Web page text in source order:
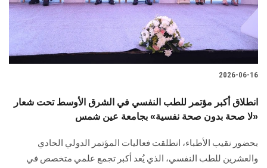
هيئة التدريس
الدراسات العليا
الزائـرون
2026-06-16
انطلاق أكبر مؤتمر للطب النفسي في الشرق الأوسط تحت شعار
«لا صحة بدون صحة نفسية» بجامعة عين شمس
بحضور نقيب الأطباء، انطلقت فعاليات المؤتمر الدولي الحادي
والعشرين للطب النفسي، الذي يُعد أكبر تجمع علمي متخصص في